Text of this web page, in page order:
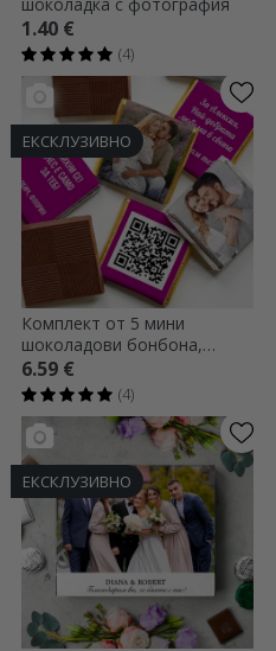
1.40 €
(4)
ЕКСКЛУЗИВНО
Комплект от 5 мини
шоколадови бонбона,
персонализирани с
фотографии, QR код и текст
- За някой специ
6.59 €
(4)
ЕКСКЛУЗИВНО